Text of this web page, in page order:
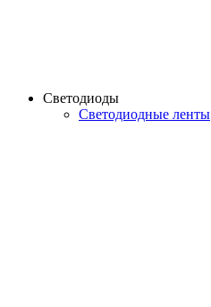
Светодиоды
Светодиодные ленты